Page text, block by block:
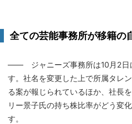
全ての芸能事務所が移籍の
―― ジャニーズ事務所は10月2日
す。社名を変更した上で所属タレ
る案が報じられているほか、社長
リー景子氏の持ち株比率がどう変
す。